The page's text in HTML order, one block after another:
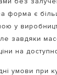
форма є
у
завдяки
на
умови при